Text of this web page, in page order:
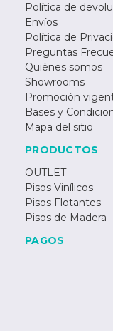
Política de
Envíos
Política de
Preguntas
Quiénes somos
Showrooms
Promoción
Bases y
Mapa del sitio
PRODUCTOS
OUTLET
Pisos Vinílicos
Pisos Flotantes
Pisos de Madera
PAGOS